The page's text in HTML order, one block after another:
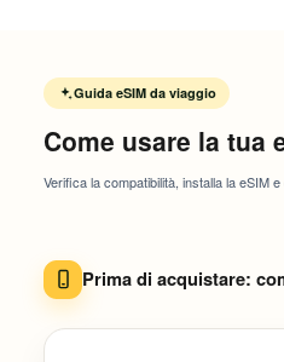
Guida eSIM da viaggio
Come usare la tua
Verifica la compatibilità, installa la eSIM
Prima di acquistare: